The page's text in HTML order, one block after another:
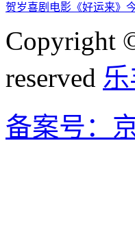
贺岁喜剧电影《好运来》
Copyright
reserved 乐
备案号：